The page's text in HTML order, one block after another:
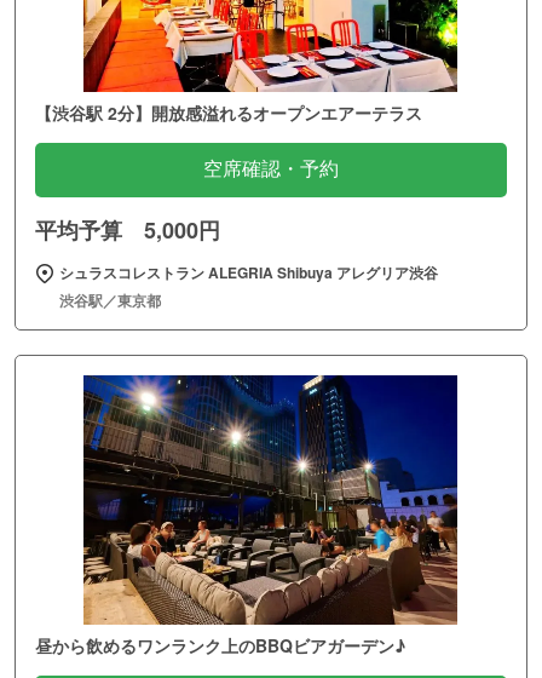
【渋谷駅 2分】開放感溢れるオープンエアーテラス
空席確認・予約
平均予算 5,000円
シュラスコレストラン ALEGRIA Shibuya アレグリア渋谷
渋谷駅／東京都
昼から飲めるワンランク上のBBQビアガーデン♪